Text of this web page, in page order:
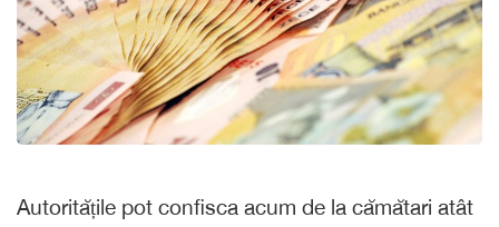
Autoritățile pot confisca acum de la cămătari atât